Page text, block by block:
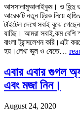
আসসালামুআলাইকুম। ও হিন্দু
আরেকটি নতুন ট্রিক নিয়ে
টাইটেল দেখে সবাই বুঝে
যাচ্ছি। আমরা সবাই,কম বেশি
বাংলা ট্রান্সলেশন করি।এটা
হয়।লেখা ভুল ও যেতে…
এবার এবার গুগল
এবং মজা নিন।
August 24, 2020